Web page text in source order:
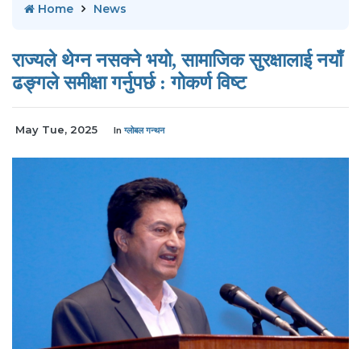
Home News
राज्यले थेग्न नसक्ने भयो, सामाजिक सुरक्षालाई नयाँ
ढङ्गले समीक्षा गर्नुपर्छ : गोकर्ण विष्ट
May Tue, 2025 In ग्लोबल गन्थन